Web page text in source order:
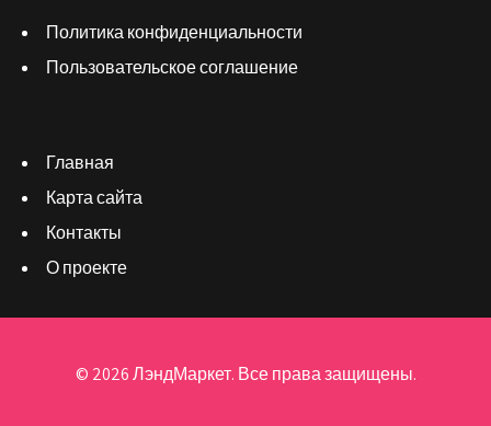
Политика конфиденциальности
Пользовательское соглашение
Главная
Карта сайта
Контакты
О проекте
© 2026 ЛэндМаркет. Все права защищены.